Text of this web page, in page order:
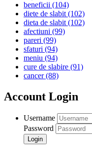
beneficii (104)
diete de slabit(102)
dieta de slabit(102)
afectiuni (99)
pareri (99)
sfaturi (94)
meniu (94)
cure de slabire (91)
cancer(88)
Account Login
Username
Password